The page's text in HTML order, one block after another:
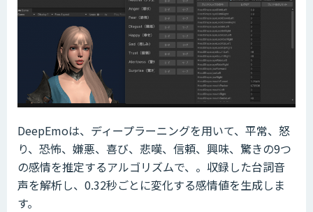
DeepEmoは、ディープラーニングを用いて、平常、怒
り、恐怖、嫌悪、喜び、悲嘆、信頼、興味、驚きの9つ
の感情を推定するアルゴリズムで、。収録した台詞音
声を解析し、0.32秒ごとに変化する感情値を生成しま
す。